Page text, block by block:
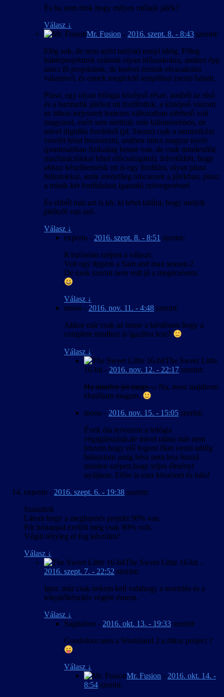
És ha nem titok hogy milyen műfajú játék?
Válasz ↓
Mr. Fusion - 2016. szept. 8. - 8:43 szerint:
Elég sok, de nem azért tart(ott) ennyi ideig. Főleg
háttérprojektnek szántuk olyan időszakokra, amikor épp
nincs fő projektünk, de kedvet érzünk elvacakolni
valamivel, és ennek megfelelő tempóban (nem) haladt.
Plusz, egy olyan trilógia középső része, amiből az első
és a harmadik játékot mi fordítottuk, a középső viszont
az itthon terjesztett lemezes változatban elérhető volt
magyarul, ezért sem siettünk vele különösebben, de
mivel digitális forrásból (pl. Steam) csak a nemzetközi
verziót lehet beszerezni, amiben nincs magyar nyelv
(pontosabban fizikailag benne van, de csak mindenféle
machinációkkal lehet előcsalogatni), felvetődött, hogy
ahhoz készíthetnénk mi is egy fordítást, olyan plusz
feliratokkal, amik eredetileg nincsenek a játékban, plusz
a másik két fordításhoz igazodó szövegezéssel
És ebből már azt is kb. ki lehet találni, hogy melyik
játékról van szó.
Válasz ↓
experto - 2016. szept. 8. - 8:51 szerint:
Köszönöm szépen a választ.
Volt egy tippem a Sam and max season 2
De ezek szerint nem volt jó a megérzésem.
Válasz ↓
mooo - 2016. nov. 11. - 4:48 szerint:
Akkor már csak az lenne a kérdésem hogy a
complete modhoz is igazítva lesz?
Válasz ↓
The Sweet Little
16-bit - 2016. nov. 12. - 22:17 szerint:
Ha minden jól megy… Na, most majdnem
elszóltam magam.
mooo - 2016. nov. 15. - 15:05 szerint:
Évek óta tervezem a trilógia
végigjátszását,de mivel utána már nem
hiszem hogy elő fogom őket venni addíg
halasztom amíg kész nem lesz hozzá
minden szépen,hogy teljes élményt
nyújtson. Előre is ezer köszönet és hála!
experto - 2016. szept. 6. - 19:38 szerint:
Sziasztok
Látom hogy a meglepetés projekt 90% van.
Pár hónappal ezelőtt még csak 80% volt.
Végül tényleg el fog készülni?
Válasz ↓
The Sweet Little 16-bit -
2016. szept. 7. - 22:52 szerint:
Igen, már csak nekem kell valahogy a tesztelés és a
telepítőkészítés végére érnem.
Válasz ↓
Sagitairon - 2016. okt. 13. - 19:33 szerint:
Gondolom nem a Wasteland 2 a titkor project ?
Válasz ↓
Mr. Fusion - 2016. okt. 14. -
8:54 szerint: